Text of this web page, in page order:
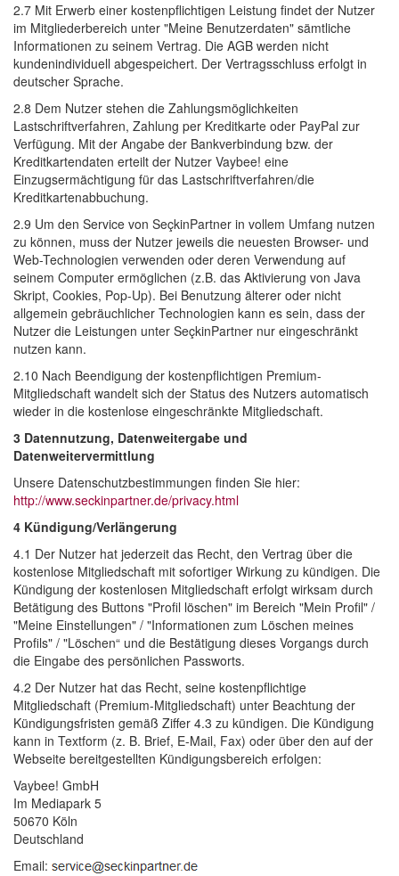
2.7 Mit Erwerb einer kostenpflichtigen Leistung findet der Nutzer
im Mitgliederbereich unter "Meine Benutzerdaten" sämtliche
Informationen zu seinem Vertrag. Die AGB werden nicht
kundenindividuell abgespeichert. Der Vertragsschluss erfolgt in
deutscher Sprache.
2.8 Dem Nutzer stehen die Zahlungsmöglichkeiten
Lastschriftverfahren, Zahlung per Kreditkarte oder PayPal zur
Verfügung. Mit der Angabe der Bankverbindung bzw. der
Kreditkartendaten erteilt der Nutzer Vaybee! eine
Einzugsermächtigung für das Lastschriftverfahren/die
Kreditkartenabbuchung.
2.9 Um den Service von SeçkinPartner in vollem Umfang nutzen
zu können, muss der Nutzer jeweils die neuesten Browser- und
Web-Technologien verwenden oder deren Verwendung auf
seinem Computer ermöglichen (z.B. das Aktivierung von Java
Skript, Cookies, Pop-Up). Bei Benutzung älterer oder nicht
allgemein gebräuchlicher Technologien kann es sein, dass der
Nutzer die Leistungen unter SeçkinPartner nur eingeschränkt
nutzen kann.
2.10 Nach Beendigung der kostenpflichtigen Premium-
Mitgliedschaft wandelt sich der Status des Nutzers automatisch
wieder in die kostenlose eingeschränkte Mitgliedschaft.
3 Datennutzung, Datenweitergabe und
Datenweitervermittlung
Unsere Datenschutzbestimmungen finden Sie hier:
http://www.seckinpartner.de/privacy.html
4 Kündigung/Verlängerung
4.1 Der Nutzer hat jederzeit das Recht, den Vertrag über die
kostenlose Mitgliedschaft mit sofortiger Wirkung zu kündigen. Die
Kündigung der kostenlosen Mitgliedschaft erfolgt wirksam durch
Betätigung des Buttons "Profil löschen" im Bereich "Mein Profil" /
"Meine Einstellungen" / "Informationen zum Löschen meines
Profils" / "Löschen“ und die Bestätigung dieses Vorgangs durch
die Eingabe des persönlichen Passworts.
4.2 Der Nutzer hat das Recht, seine kostenpflichtige
Mitgliedschaft (Premium-Mitgliedschaft) unter Beachtung der
Kündigungsfristen gemäß Ziffer 4.3 zu kündigen. Die Kündigung
kann in Textform (z. B. Brief, E-Mail, Fax) oder über den auf der
Webseite bereitgestellten Kündigungsbereich erfolgen:
Vaybee! GmbH
Im Mediapark 5
50670 Köln
Deutschland
Email: